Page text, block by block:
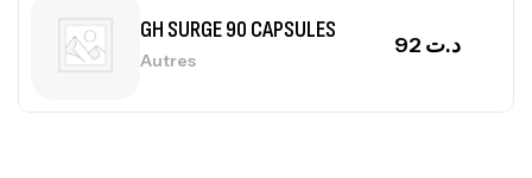
GH SURGE 90 CAPSULES
Autres
د.ت